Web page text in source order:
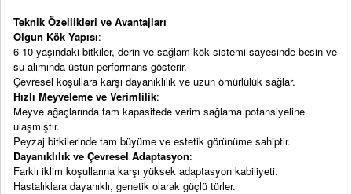
Teknik Özellikleri ve Avantajları
Olgun Kök Yapısı:
6-10 yaşındaki bitkiler, derin ve sağlam kök sistemi sayesinde besin ve
su alımında üstün performans gösterir.
Çevresel koşullara karşı dayanıklılık ve uzun ömürlülük sağlar.
Hızlı Meyveleme ve Verimlilik:
Meyve ağaçlarında tam kapasitede verim sağlama potansiyeline
ulaşmıştır.
Peyzaj bitkilerinde tam büyüme ve estetik görünüme sahiptir.
Dayanıklılık ve Çevresel Adaptasyon:
Farklı iklim koşullarına karşı yüksek adaptasyon kabiliyeti.
Hastalıklara dayanıklı, genetik olarak güçlü türler.